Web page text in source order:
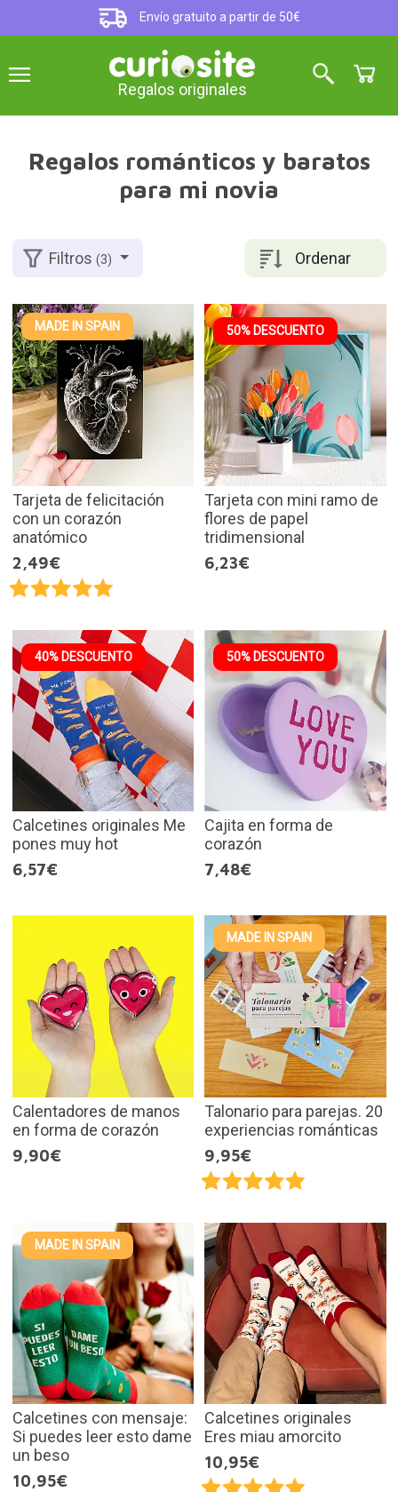
Envío gratuito a partir de 50€
Regalos originales
Regalos románticos y baratos
para mi novia
Ordenar
Filtros(3)
MADE IN SPAIN
Tarjeta de felicitación
con un corazón
anatómico
2,49€
50% DESCUENTO
Tarjeta con mini ramo de
flores de papel
tridimensional
6,23€
40% DESCUENTO
Calcetines originales Me
pones muy hot
6,57€
50% DESCUENTO
Cajita en forma de
corazón
7,48€
Calentadores de manos
en forma de corazón
9,90€
MADE IN SPAIN
Talonario para parejas. 20
experiencias románticas
9,95€
MADE IN SPAIN
Calcetines con mensaje:
Si puedes leer esto dame
un beso
10,95€
Calcetines originales
Eres miau amorcito
10,95€